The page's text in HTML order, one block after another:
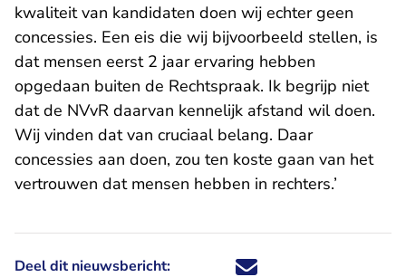
kwaliteit van kandidaten doen wij echter geen
concessies. Een eis die wij bijvoorbeeld stellen, is
dat mensen eerst 2 jaar ervaring hebben
opgedaan buiten de Rechtspraak. Ik begrijp niet
dat de NVvR daarvan kennelijk afstand wil doen.
Wij vinden dat van cruciaal belang. Daar
concessies aan doen, zou ten koste gaan van het
vertrouwen dat mensen hebben in rechters.’
Deel dit nieuwsbericht: Deel dit nieuwsbericht via X -
Deel dit nieuwsbericht via
Deel dit nieuwsbericht
Deel dit